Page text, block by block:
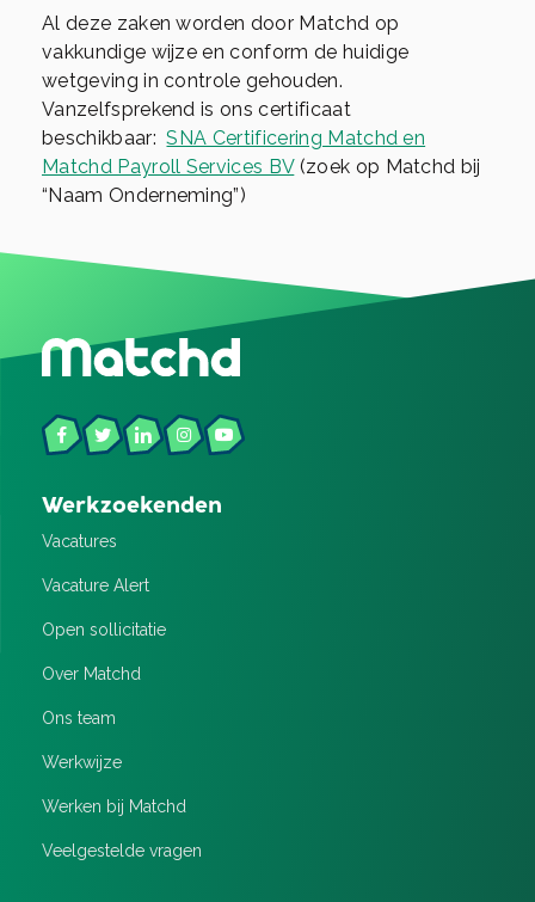
Al deze zaken worden door Matchd op
vakkundige wijze en conform de huidige
wetgeving in controle gehouden.
Vanzelfsprekend is ons certificaat
beschikbaar:SNA Certificering Matchd en
Matchd Payroll Services BV(zoek op Matchd bij
“Naam Onderneming”)
Werkzoekenden
Vacatures
Vacature Alert
Open sollicitatie
Over Matchd
Ons team
Werkwijze
Werken bij Matchd
Veelgestelde vragen